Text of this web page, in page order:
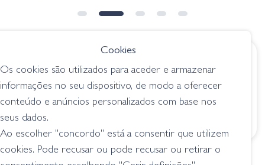
€ 9.85
Amostra Jitterbug
G600-508
superficie / topwater
Megabass Karashi -
HT Setsuki Chiayu
Cookies
Os cookies são utilizados para aceder e armazenar
informações no seu dispositivo, de modo a oferecer
conteúdo e anúncios personalizados com base nos
seus dados.
Ao escolher "concordo" está a consentir que utilizem
cookies. Pode recusar ou pode recusar ou retirar o